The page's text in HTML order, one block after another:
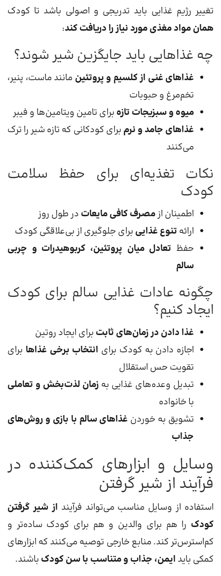
تغییر رژیم غذایی باید تدریجی و اصولی باشد تا کودک
همان مواد مغذی مورد نیاز را دریافت کند:
چه غذاهایی باید جایگزین شیر شوند؟
غذاهای غنی از کلسیم و پروتئین مانند ماست، پنیر،
تخم‌مرغ و حبوبات
میوه و سبزیجات تازه برای تامین ویتامین‌ها و فیبر
غذاهای جامد و نرم برای کودکانی که تازه شیر را ترک
می‌کنند
نکات تغذیه‌ای برای حفظ سلامت
کودک
اطمینان از مصرف کافی مایعات در طول روز
ارائه تنوع غذایی برای جلوگیری از بی‌علاقگی کودک
حفظ تعادل میان پروتئین، کربوهیدرات و چربی
سالم
چگونه عادات غذایی سالم برای کودک
ایجاد کنیم؟
غذا دادن در زمان‌های ثابت برای ایجاد روتین
اجازه دادن به کودک برای انتخاب برخی غذاها برای
تقویت حس استقلال
تبدیل وعده‌های غذایی به زمان لذت‌بخش و تعاملی
با خانواده
تشویق به خوردن غذاهای سالم با بازی و روش‌های
جذاب
وسایل و ابزارهای کمک‌کننده در
فرآیند از شیر گرفتن
استفاده از وسایل مناسب می‌تواند فرآیند از شیر گرفتن
کودک را هم برای والدین و هم برای کودک ساده‌تر و
کم‌استرس‌تر کند. منابع خارجی توصیه می‌کنند که ابزارهای
کمکی باید ایمن، جذاب و متناسب با سن کودک باشند.